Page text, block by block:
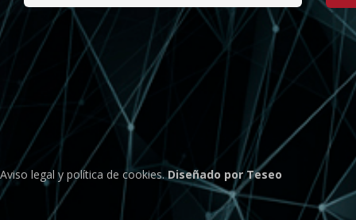
Aviso legal y política de cookies.Diseñado por Teseo